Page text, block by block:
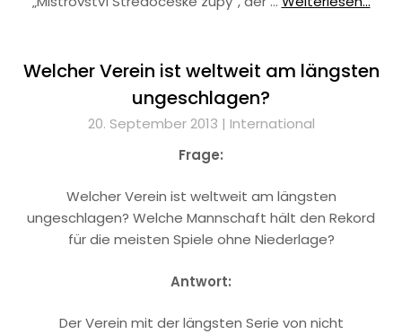
Welcher Verein ist weltweit am längsten
ungeschlagen?
20. September 2013 | International
Frage:
Welcher Verein ist weltweit am längsten
ungeschlagen? Welche Mannschaft hält den Rekord
für die meisten Spiele ohne Niederlage?
Antwort:
Der Verein mit der längsten Serie von nicht